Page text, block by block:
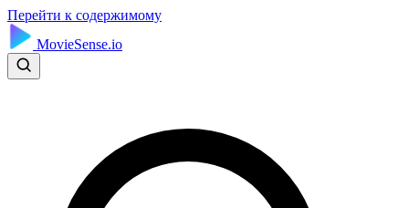
Перейти к содержимому
MovieSense.io